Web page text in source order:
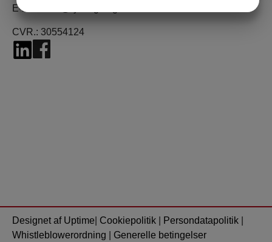
E-mail:
CVR.: 30554124
Designet af Uptime Cookiepolitik Persondatapolitik
Whistleblowerordning
Generelle betingelser